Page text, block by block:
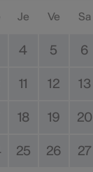
Je Ve Sa
4 5 6
11 12 13
18 19 20
25 26 27